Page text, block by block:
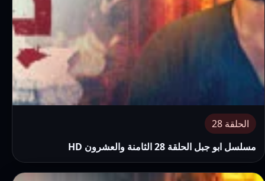
الحلقة 28
مسلسل ابو جبل الحلقة 28 الثامنة والعشرون HD